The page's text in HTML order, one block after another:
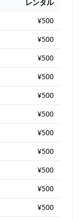
レンタル
¥500
¥500
¥500
¥500
¥500
¥500
¥500
¥500
¥500
¥500
¥500